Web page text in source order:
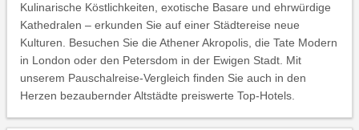
Kulinarische Köstlichkeiten, exotische Basare und ehrwürdige
Kathedralen – erkunden Sie auf einer Städtereise neue
Kulturen. Besuchen Sie die Athener Akropolis, die Tate Modern
in London oder den Petersdom in der Ewigen Stadt. Mit
unserem Pauschalreise-Vergleich finden Sie auch in den
Herzen bezaubernder Altstädte preiswerte Top-Hotels.